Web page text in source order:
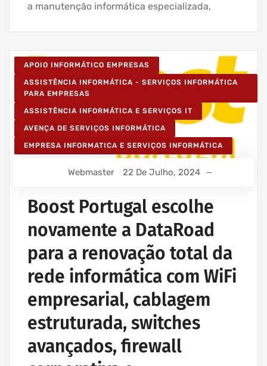
a manutenção informática especializada,
APOIO INFORMÁTICO EMPRESAS
ASSISTÊNCIA INFORMÁTICA - SERVIÇOS INFORMÁTICA
PARA EMPRESAS
ASSISTÊNCIA INFORMÁTICA E SERVIÇOS IT
AVENÇA DE SERVIÇOS INFORMÁTICA
EMPRESA INFORMATICA E SERVIÇOS INFORMÁTICA
Webmaster 22 De Julho, 2024
Boost Portugal escolhe
novamente a DataRoad
para a renovação total da
rede informática com WiFi
empresarial, cablagem
estruturada, switches
avançados, firewall